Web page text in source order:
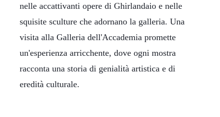
nelle accattivanti opere di Ghirlandaio e nelle
squisite sculture che adornano la galleria. Una
visita alla Galleria dell'Accademia promette
un'esperienza arricchente, dove ogni mostra
racconta una storia di genialità artistica e di
eredità culturale.